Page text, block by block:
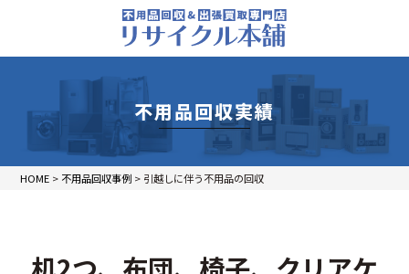
不用品回収実績
HOME > 不用品回収事例 > 引越しに伴う不用品の回収